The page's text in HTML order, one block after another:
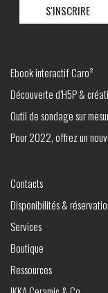
Ebook interactif Caro²
Découverte d’H5P &
Outil de sondage sur
Pour 2022, offrez un
Contacts
Disponibilités &
Services
Boutique
Ressources